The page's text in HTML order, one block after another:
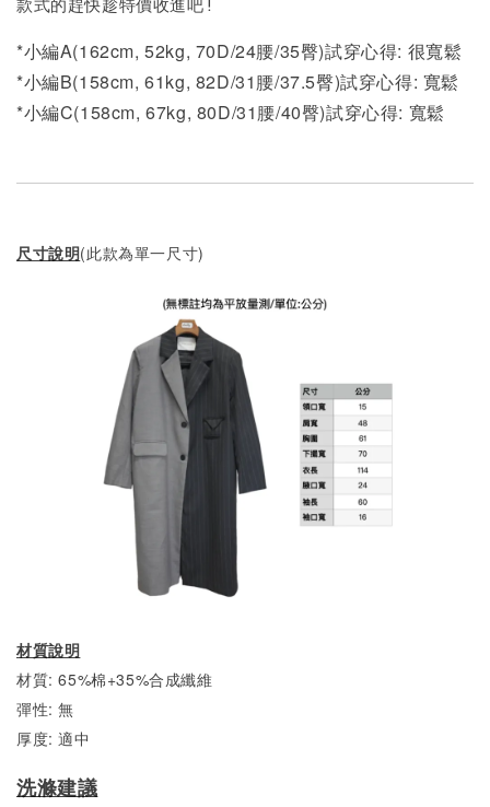
*小編A(162cm, 52kg, 70D/24腰/35臀)試穿心得: 很寬鬆
*小編B(158cm, 61kg, 82D/31腰/37.5臀)試穿心得: 寬鬆
*小編C(158cm, 67kg, 80D/31腰/40臀)試穿心得: 寬鬆
尺寸說明(此款為單一尺寸)
材質說明
材質: 65%棉+35%合成纖維
彈性: 無
厚度: 適中
洗滌建議